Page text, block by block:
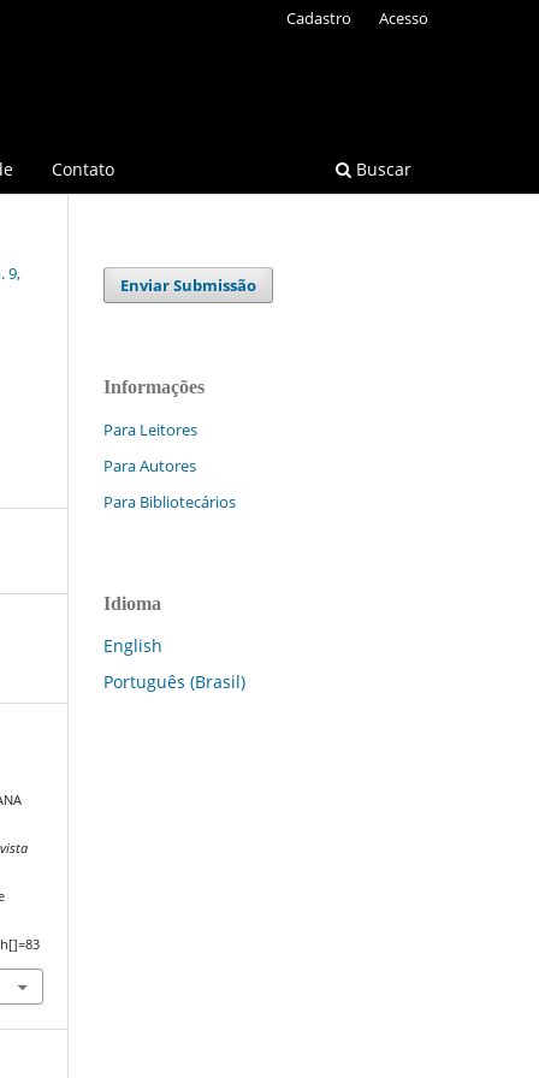
Contato Buscar
Cadastro Acesso
9,
Enviar Submissão
Informações
Para Leitores
Para Autores
Para Bibliotecários
Idioma
English
Português (Brasil)